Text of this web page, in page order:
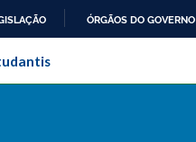
ÓRGÃOS DO GOVERNO
Janeiro